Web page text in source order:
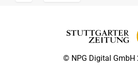
© NPG Digital GmbH